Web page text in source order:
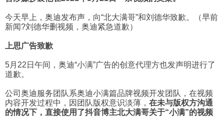
今天早上，奥迪发布声，向“北大满哥”和刘德华致歉。（早前
新闻?刘德华删视频，奥迪紧急道歉）
上思广告致歉
5月22日午间，奥迪“小满”广告的创意代理方也发声明进行了
道歉。
公司奥迪服务团队系奥迪小满篇品牌视频开发团队，在视频
内容开发过程中，因团队版权意识淡薄， 在未与版权方沟通
的情况下，直接使用了抖音博主北大满哥关于“小满”的视频